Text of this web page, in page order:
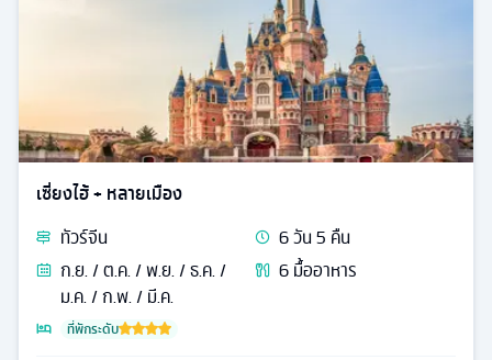
เซี่ยงไฮ้ + หลายเมือง
ทัวร์จีน 6วัน5 คืน
ก.ย. / ต.ค. / พ.ย. / ธ.ค. /
ม.ค. / ก.พ. / มี.ค.
6มื้ออาหาร
ที่พักระดับ